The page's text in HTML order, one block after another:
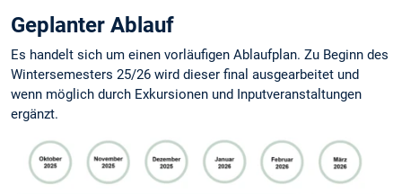
Geplanter Ablauf
Es handelt sich um einen vorläufigen Ablaufplan. Zu Beginn des
Wintersemesters 25/26 wird dieser final ausgearbeitet und
wenn möglich durch Exkursionen und Inputveranstaltungen
ergänzt.